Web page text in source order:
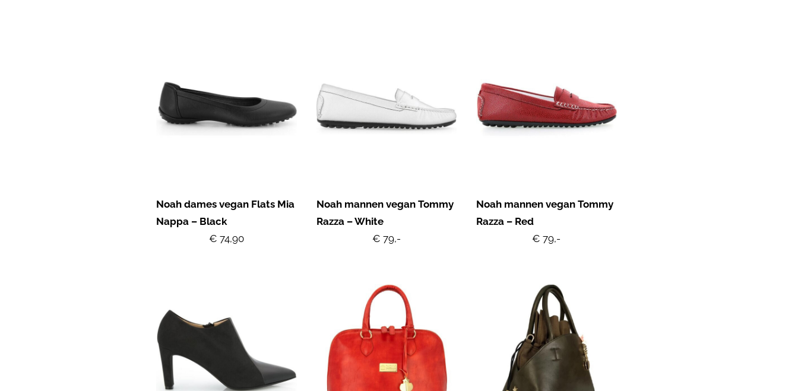
Noah dames vegan Flats Mia
Nappa – Black
€ 74,90
Noah mannen vegan Tommy
Razza – White
€ 79,-
Noah mannen vegan Tommy
Razza – Red
€ 79,-